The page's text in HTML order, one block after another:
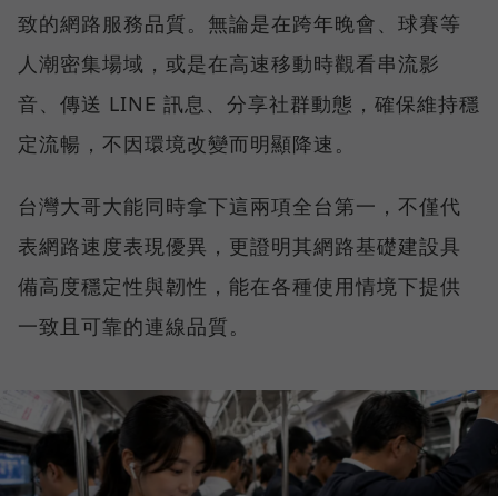
致的網路服務品質。無論是在跨年晚會、球賽等
人潮密集場域，或是在高速移動時觀看串流影
音、傳送 LINE 訊息、分享社群動態，確保維持穩
定流暢，不因環境改變而明顯降速。
台灣大哥大能同時拿下這兩項全台第一，不僅代
表網路速度表現優異，更證明其網路基礎建設具
備高度穩定性與韌性，能在各種使用情境下提供
一致且可靠的連線品質。